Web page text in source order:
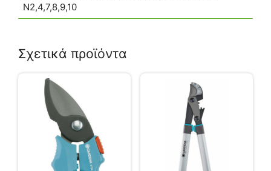
N2,4,7,8,9,10
Σχετικά προϊόντα